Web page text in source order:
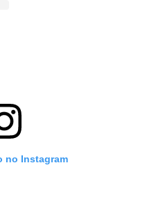
no Instagram